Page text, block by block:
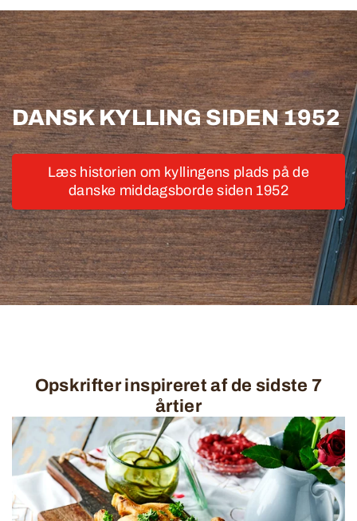
DANSK KYLLING SIDEN 1952
Læs historien om kyllingens plads på de
danske ­middagsborde siden 1952
Opskrifter inspireret af de sidste 7
årtier